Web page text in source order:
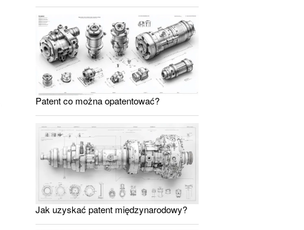
Patent co można opatentować?
Jak uzyskać patent międzynarodowy?